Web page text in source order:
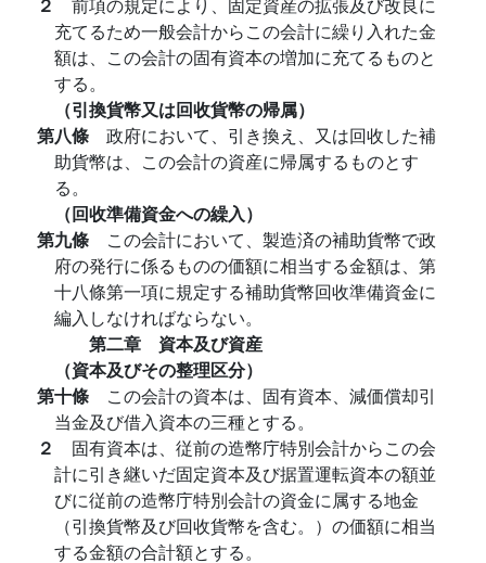
充てるため一般会計からこの会計に繰り入れた金
額は、この会計の固有資本の増加に充てるものと
する。
（引換貨幣又は回收貨幣の帰属）
第八條 政府において、引き換え、又は回收した補
助貨幣は、この会計の資産に帰属するものとす
る。
（回收準備資金への繰入）
第九條 この会計において、製造済の補助貨幣で政
府の発行に係るものの価額に相当する金額は、第
十八條第一項に規定する補助貨幣回收準備資金に
編入しなければならない。
第二章 資本及び資産
（資本及びその整理区分）
第十條 この会計の資本は、固有資本、減価償却引
当金及び借入資本の三種とする。
２ 固有資本は、従前の造幣庁特別会計からこの会
計に引き継いだ固定資本及び据置運転資本の額並
びに従前の造幣庁特別会計の資金に属する地金
（引換貨幣及び回收貨幣を含む。）の価額に相当
する金額の合計額とする。